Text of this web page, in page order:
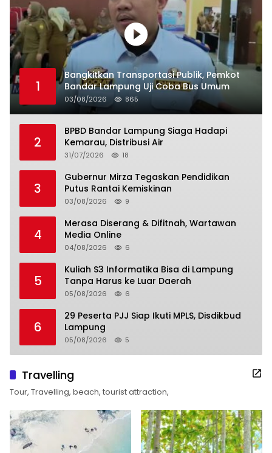
1
Bangkitkan Transportasi Publik, Pemkot
Bandar Lampung Uji Coba Bus Umum
03/08/2026 865
2
BPBD Bandar Lampung Siaga Hadapi
Kemarau, Distribusi Air
31/07/2026 18
3
Gubernur Mirza Tegaskan Pendidikan
Putus Rantai Kemiskinan
03/08/2026 9
4
Merasa Diserang & Difitnah, Wartawan
Media Online
04/08/2026 6
5
Kuliah S3 Informatika Bisa di Lampung
Tanpa Harus ke Luar Daerah
05/08/2026 6
6
29 Peserta PJJ Siap Ikuti MPLS, Disdikbud
Lampung
05/08/2026 5
Travelling
Tour, Travelling, beach, tourist attraction,